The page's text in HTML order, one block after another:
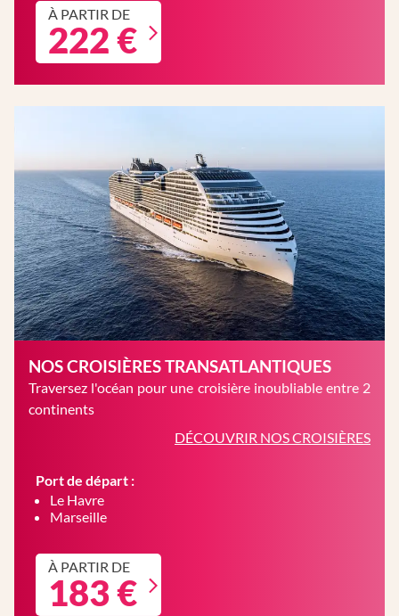
À PARTIR DE
222 €
NOS CROISIÈRES TRANSATLANTIQUES
Traversez l'océan pour une croisière inoubliable entre 2
continents
DÉCOUVRIR NOS CROISIÈRES
Port de départ :
Le Havre
Marseille
À PARTIR DE
183 €